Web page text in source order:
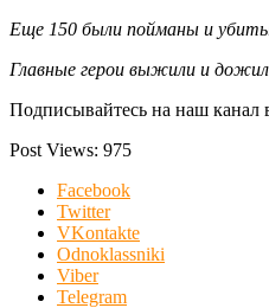
Еще 150 были пойманы и
Главные герои выжили и
Подписывайтесь на наш канал
Post Views: 975
Facebook
Twitter
VKontakte
Odnoklassniki
Viber
Telegram